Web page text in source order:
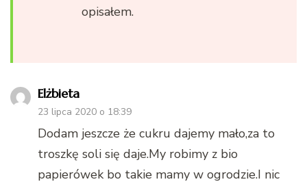
opisałem.
Elżbieta
23 lipca 2020 o 18:39
Dodam jeszcze że cukru dajemy mało,za to
troszkę soli się daje.My robimy z bio
papierówek bo takie mamy w ogrodzie.I nic